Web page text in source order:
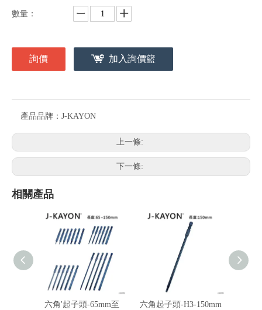
數量：
詢價 加入詢價籃
產品品牌： J-KAYON
上一條:
下一條:
相關產品
六角'起子頭-65mm至
六角起子頭-H3-150mm